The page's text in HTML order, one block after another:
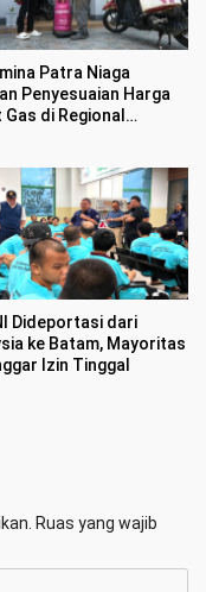
Patra Niaga
Penyesuaian Harga
Gas di Regional
Dideportasi dari
ke Batam, Mayoritas
Izin Tinggal
Ruas yang wajib